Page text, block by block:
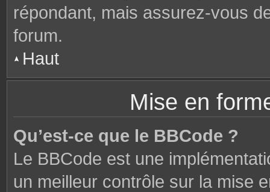
répondant, mais assurez-vous
forum.
Haut
Mise en
Qu’est-ce que le BBCode ?
Le BBCode est une
un meilleur contrôle sur la mise